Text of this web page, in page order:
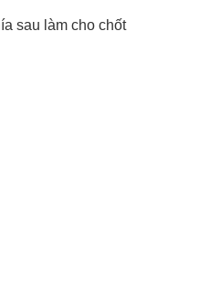
sau làm cho chốt